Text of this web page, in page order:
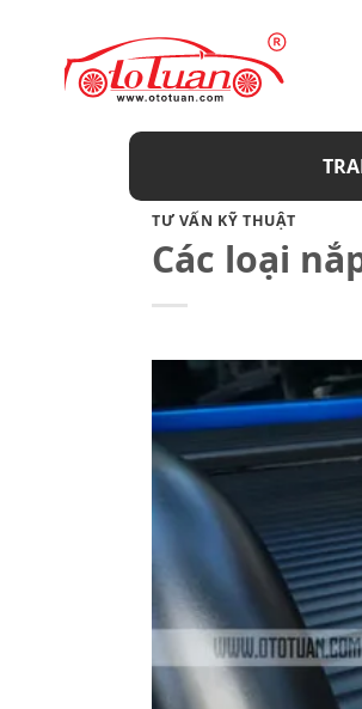
content
TƯ VẤN KỸ THUẬT
Các loại